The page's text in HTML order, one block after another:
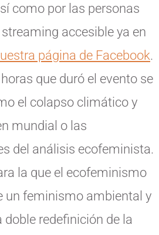
como por las personas
accesible ya en
página de Facebook.
que duró el evento se
el colapso climático y
mundial o las
del análisis ecofeminista.
la que el ecofeminismo
un feminismo ambiental y
doble redefinición de la